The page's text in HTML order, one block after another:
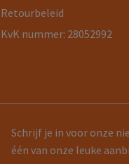
Retourbeleid
KvK nummer: 28052992
Schrijf je in voor onze
één van onze leuke